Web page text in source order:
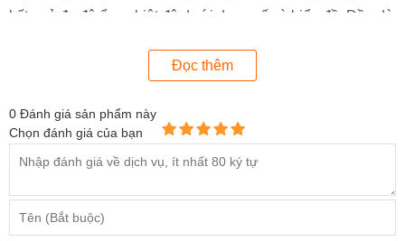
kết quả đo độ ẩm, nhiệt độ dưới dạng số và biểu đồ. Đầu dò
Đọc thêm
0 Đánh giá sản phẩm này
Chọn đánh giá của bạn